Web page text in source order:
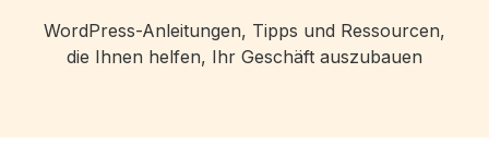
WordPress-Anleitungen, Tipps und Ressourcen,
die Ihnen helfen, Ihr Geschäft auszubauen